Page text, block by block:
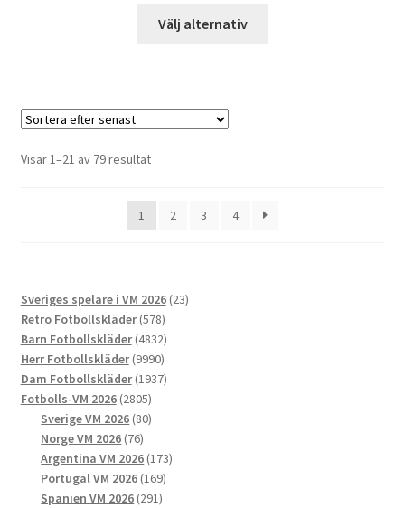
Välj alternativ
kan
Visar 1–21 av 79 resultatSortera
senaste
1
2 3 4
Sveriges spelare i VM 2026 2323
Retro Fotbollskläder 578578
produkter
Barn Fotbollskläder 48324832
produkter
Herr Fotbollskläder 99909990
produkter
Dam Fotbollskläder 19371937
Fotbolls-VM 2026 28052805
produkter
Sverige VM 2026 8080
Norge VM 2026 7676
produkter
Argentina VM 2026 173173
Portugal VM 2026 169169
Spanien VM 2026 291291